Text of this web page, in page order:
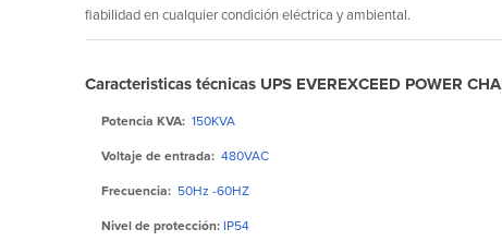
fiabilidad en cualquier condición eléctrica y ambiental.
Caracteristicas técnicas UPS EVEREXCEED POWER
Potencia KVA: 150KVA
Voltaje de entrada: 480VAC
Frecuencia: 50Hz -60HZ
Nivel de protección: IP54